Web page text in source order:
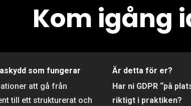
Kom igång
som fungerar
att gå från
till ett strukturerat och
Är detta för er?
Har ni GDPR “på
riktigt i praktiken?